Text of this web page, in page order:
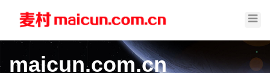
maicun.com.cn